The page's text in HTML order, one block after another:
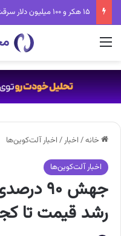
منو
خانه/ اخبار/ اخبار آلت‌کوین‌ها
اخبار آلت‌کوین‌ها
جهش
رشد قیمت تا